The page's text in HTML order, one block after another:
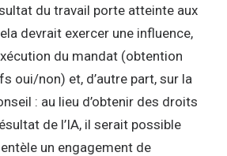
du travail porte atteinte aux
devrait exercer une influence,
du mandat (obtention
oui/non) et, d’autre part, sur la
: au lieu d’obtenir des droits
de l’IA, il serait possible
un engagement de